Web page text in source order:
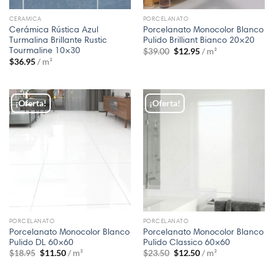
CERAMICA
Cerámica Rústica Azul
Turmalina Brillante Rustic
Tourmaline 10×30
$36.95 / m²
PORCELANATO
Porcelanato Monocolor Blanco
Pulido Brilliant Bianco 20×20
$39.00 $12.95/ m²
¡Oferta!
PORCELANATO
Porcelanato Monocolor Blanco
Pulido DL 60×60
$18.95 $11.50/ m²
¡Oferta!
PORCELANATO
Porcelanato Monocolor Blanco
Pulido Classico 60×60
$23.50 $12.50/ m²